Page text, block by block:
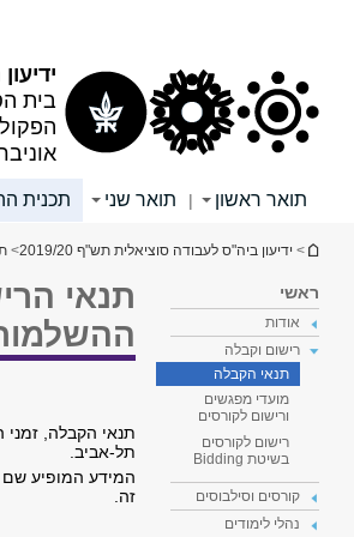
ידיעון
בית
תואר ראשון | תואר שני תכנית
הינך נמצא כאן
> ידיעון ביה"ס לעבודה סוציאלית תש"ף 2019/20 >
ראשי
אודות
רישום וקבלה
תנאי הקבלה
מועדי מפגשים
ורישום לקורסים
רישום לקורסים
בשיטת Bidding
קורסים וסילבוסים
נהלי לימודים
תנאי
תנאי הקבלה,
תל-אביב.
המידע המופיע שם
זה.